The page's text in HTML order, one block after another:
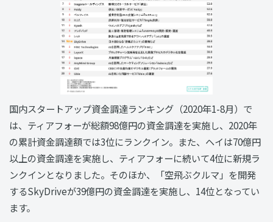
国内スタートアップ資金調達ランキング（2020年1-8月）で
は、ティアフォーが総額98億円の資金調達を実施し、2020年
の累計資金調達額では3位にランクイン。また、ヘイは70億円
以上の資金調達を実施し、ティアフォーに続いて4位に新規ラ
ンクインとなりました。そのほか、「空飛ぶクルマ」を開発
するSkyDriveが39億円の資金調達を実施し、14位となってい
ます。